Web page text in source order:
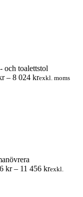
och toalettstol
– 8 024 krPrisintervall:
exkl. moms
kr – 11 456 krexkl.